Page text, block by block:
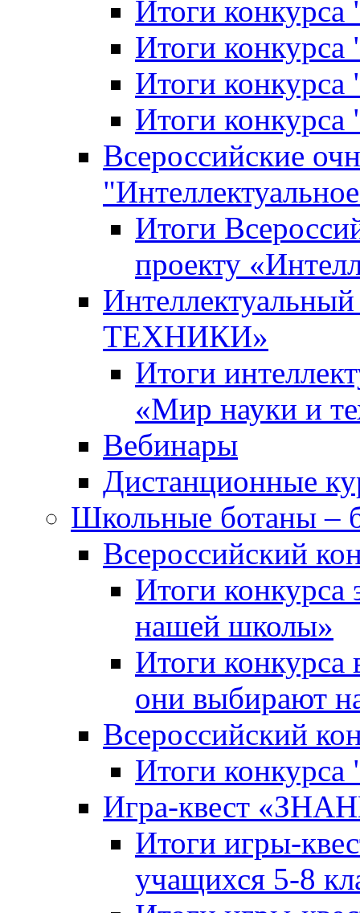
Итоги
Итоги конкурса
Итоги
Итоги
Всероссийские
Итоги
проекту
ТЕХНИКИ»
Итоги
«Мир науки и
Вебинары
Дистанционные
Школьные ботаны –
Всероссийский
Итоги
нашей школы»
Итоги конкурса
они выбирают
Всероссийский
Итоги
Игра-квест
Итоги игры-
учащихся 5-8